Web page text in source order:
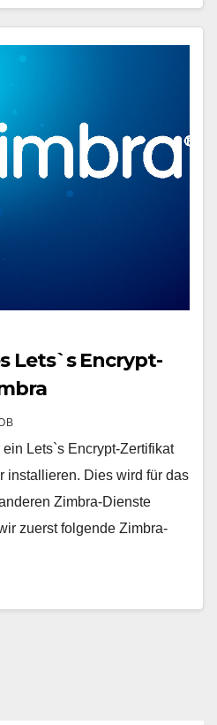
Lets`s Encrypt-
Lets`s Encrypt-Zertifikat
installieren. Dies wird für das
Zimbra-Dienste
zuerst folgende Zimbra-